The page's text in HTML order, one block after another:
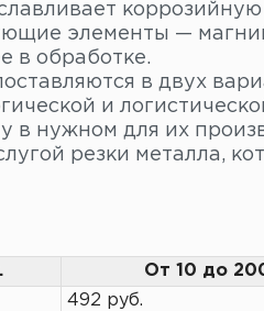
элементы —
в обработке.
в двух
и
нужном для их
резки металла,
От 10 до
492 руб.